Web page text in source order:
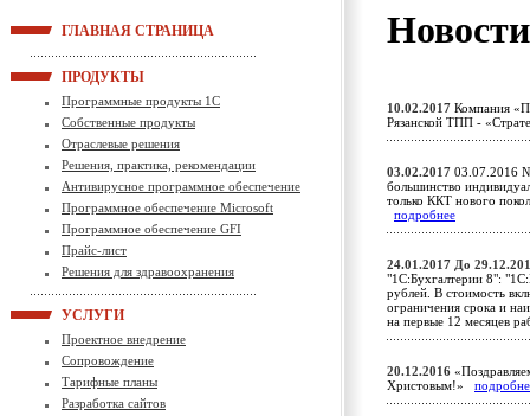
ГЛАВНАЯ СТРАНИЦА
ПРОДУКТЫ
Программные продукты 1С
Собственные продукты
Отраслевые решения
Решения, практика, рекомендации
Антивирусное программное обеспечение
Программное обеспечение Microsoft
Программное обеспечение GFI
Прайс-лист
Решения для здравоохранения
УСЛУГИ
Проектное внедрение
Сопровождение
Тарифные планы
Разработка сайтов
10.02.2017 Компания
Рязанской ТПП -
03.02.2017 03.07.2016
большинство
только ККТ нового
подробнее
24.01.2017 До
"1С:Бухгалтерии 8":
рублей. В стоимость
ограничения срока и
на первые 12 месяцев
20.12.2016
Христовым!»